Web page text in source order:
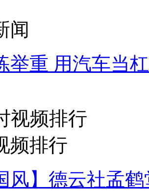
闻
举重 用汽车当
视频排行
频排行
风】德云社孟